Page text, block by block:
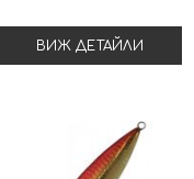
ВИЖ ДЕТАЙЛИ